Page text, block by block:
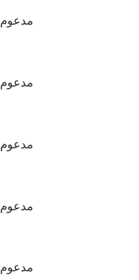
مدعوم
مدعوم
مدعوم
مدعوم
مدعوم